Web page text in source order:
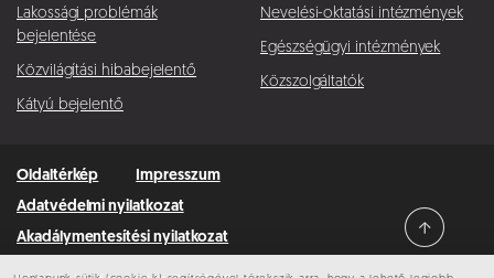
Lakossági problémák
bejelentése
Közvilágítási hibabejelentő
Kátyú bejelentő
Nevelési-oktatási intézmények
Egészségügyi intézmények
Közszolgáltatók
Oldaltérkép
Impresszum
Adatvédelmi nyilatkozat
Akadálymentesítési nyilatkozat